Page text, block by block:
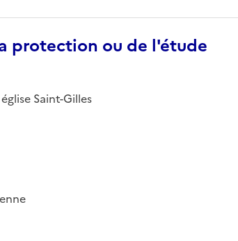
protection ou de l'étude
Saint-Gilles